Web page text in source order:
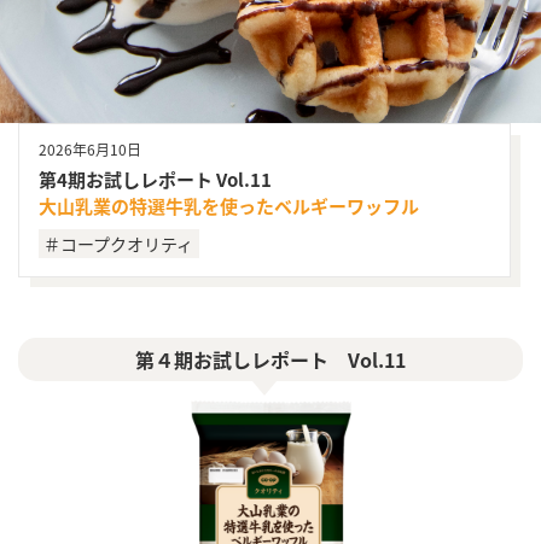
2026年6月10日
第4期お試しレポート Vol.11
大山乳業の特選牛乳を使ったベルギーワッフル
＃コープクオリティ
第４期お試しレポート Vol.11